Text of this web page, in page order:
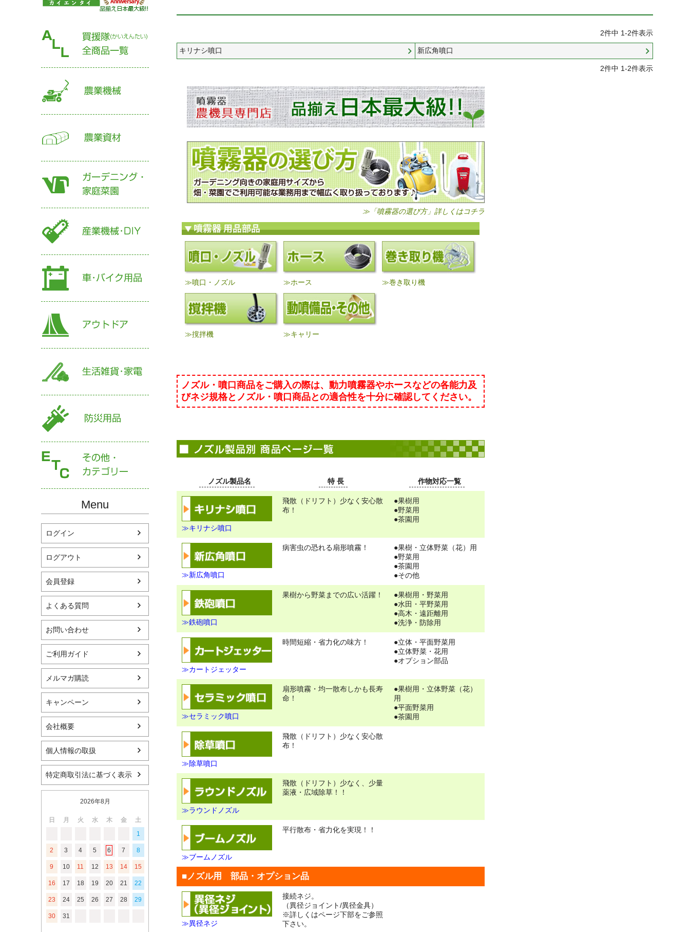
Menu
ログイン
ログアウト
会員登録
よくある質問
お問い合わせ
ご利用ガイド
メルマガ購読
キャンペーン
会社概要
個人情報の取扱
特定商取引法に基づく表示
2026年8月
日 月 火 水 木 金
土
1
2 3 4 5 6 7 8
9 10 11 12 13 14 15
16 17 18 19 20 21 22
23 24 25 26 27 28 29
30 31
2件中 1-2件表示
キリナシ噴口 新広角噴口
2件中 1-2件表示
≫「噴霧器の選び方」詳しくはコチラ
≫噴口・ノズル ≫ホース ≫巻き取り機
≫撹拌機 ≫キャリー
ノズル・噴口商品をご購入の際は、動力噴霧器やホースなどの各能力及
びネジ規格とノズル・噴口商品との適合性を十分に確認してください。
ノズル製品名 特 長 作物対応一覧
≫キリナシ噴口
飛散（ドリフト）少なく安心散
布！
●果樹用
●野菜用
●茶園用
≫新広角噴口
病害虫の恐れる扇形噴霧！
●果樹・立体野菜（花）用
●野菜用
●茶園用
●その他
≫鉄砲噴口
果樹から野菜までの広い活躍！
●果樹用・野菜用
●水田・平野菜用
●高木・遠距離用
●洗浄・防除用
≫カートジェッター
時間短縮・省力化の味方！
●立体・平面野菜用
●立体野菜・花用
●オプション部品
≫セラミック噴口
扇形噴霧・均一散布しかも長寿
命！
●果樹用・立体野菜（花）
用
●平面野菜用
●茶園用
≫除草噴口
飛散（ドリフト）少なく安心散
布！
≫ラウンドノズル
飛散（ドリフト）少なく、少量
薬液・広域除草！！
≫ブームノズル
平行散布・省力化を実現！！
■ノズル用 部品・オプション品
≫異径ネジ
接続ネジ。
（異径ジョイント/異径金具）
※詳しくはページ下部をご参照
下さい。